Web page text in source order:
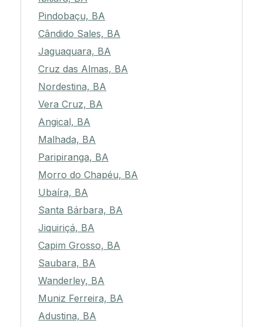
Pindobaçu, BA
Cândido Sales, BA
Jaguaquara, BA
Cruz das Almas, BA
Nordestina, BA
Vera Cruz, BA
Angical, BA
Malhada, BA
Paripiranga, BA
Morro do Chapéu, BA
Ubaíra, BA
Santa Bárbara, BA
Jiquiriçá, BA
Capim Grosso, BA
Saubara, BA
Wanderley, BA
Muniz Ferreira, BA
Adustina, BA